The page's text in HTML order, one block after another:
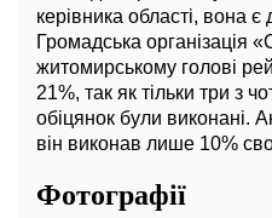
керівника області, вона
Громадська організація
житомирському голові
21%, так як тільки три з
обіцянок були виконані.
він виконав лише 10%
Фотографії